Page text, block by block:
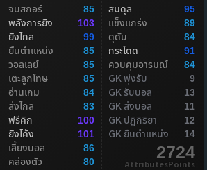
จบสกอร์ 85
พลังการยิง 103
ยิงไกล 99
ยืนตำแหน่ง 85
วอลเลย์ 85
เตะลูกโทษ 85
อ่านเกม 84
ส่งไกล 83
ฟรีคิก 100
ยิงโค้ง 101
เลี้ยงบอล 86
คล่องตัว 80
สมดุล 95
แข็งแกร่ง 89
ดุดัน 84
กระโดด 91
ควบคุมอารมณ์ 84
GK พุ่งรับ 9
GK รับบอล 13
GK ส่งบอล 11
GK ปฏิกิริยา 12
GK ยืนตำแหน่ง 14
2724
AttributesPoints